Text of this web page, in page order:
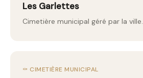
Les Garlettes
Cimetière municipal géré par la ville.
⚰️ CIMETIÈRE MUNICIPAL